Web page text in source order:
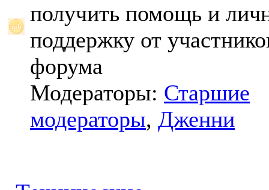
получить помощь и
поддержку от
форума
Модераторы: Старшие
модераторы, Дженни